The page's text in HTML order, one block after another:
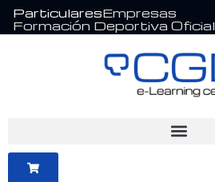
ParticularesEmpresas
Formación Deportiva Oficial